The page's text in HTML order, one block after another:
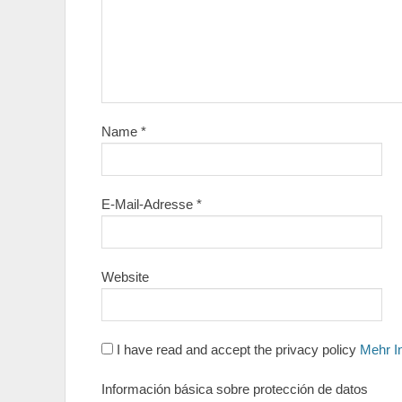
Name *
E-Mail-Adresse *
Website
I have read and accept the privacy policy Mehr
Información básica sobre protección de datos